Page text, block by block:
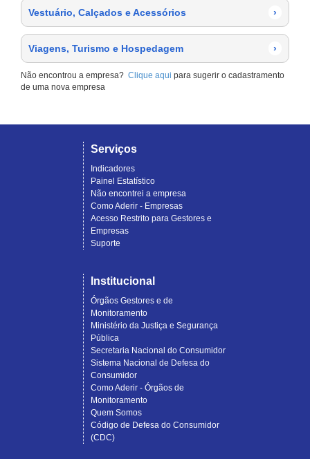
Vestuário, Calçados e Acessórios ›
Viagens, Turismo e Hospedagem ›
Não encontrou a empresa? Clique aqui para sugerir o cadastramento
de uma nova empresa
Serviços
Indicadores
Painel Estatístico
Não encontrei a empresa
Como Aderir - Empresas
Acesso Restrito para Gestores e
Empresas
Suporte
Institucional
Órgãos Gestores e de
Monitoramento
Ministério da Justiça e Segurança
Pública
Secretaria Nacional do Consumidor
Sistema Nacional de Defesa do
Consumidor
Como Aderir - Órgãos de
Monitoramento
Quem Somos
Código de Defesa do Consumidor
(CDC)